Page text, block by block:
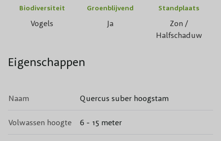
Biodiversiteit
Vogels
Groenblijvend
Ja
Standplaats
Zon /
Halfschaduw
Eigenschappen
Naam Quercus suber hoogstam
Volwassen hoogte 6 - 15 meter